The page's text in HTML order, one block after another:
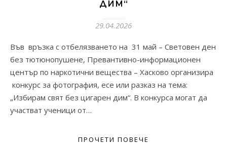
ДИМ“
29.04.2026
Във връзка с отбелязването на 31 май – Световен ден
без тютюнопушене, Превантивно-информационен
център по наркотични вещества – Хасково организира
конкурс за фотография, есе или разказ на тема:
„Избирам свят без цигарен дим“. В конкурса могат да
участват ученици от…
ПРОЧЕТИ ПОВЕЧЕ